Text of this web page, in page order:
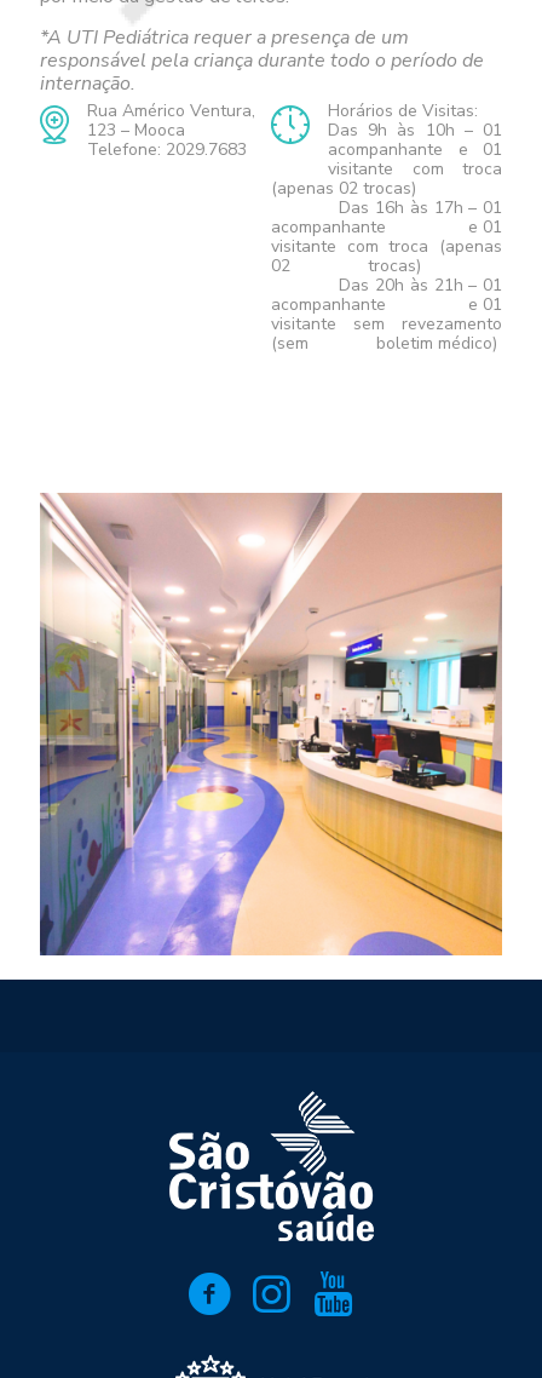
*A UTI Pediátrica requer a presença de um
responsável pela criança durante todo o período de
internação.
Rua Américo Ventura,
123 – Mooca
Telefone: 2029.7683
Horários de Visitas:
Das 9h às 10h – 01
acompanhante e 01
visitante com troca
(apenas 02 trocas)
Das 16h às 17h – 01
acompanhante e 01
visitante com troca (apenas
02 trocas)
Das 20h às 21h – 01
acompanhante e 01
visitante sem revezamento
(sem boletim médico)